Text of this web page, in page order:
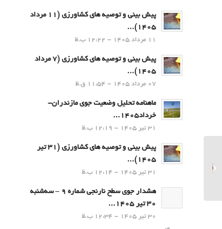
پیش بینی و توصیه های کشاورزی (11 مرداد
۱۴۰۵)...
11 مرداد 1405 - 12:22 ب.ظ
پیش بینی و توصیه های کشاورزی (7 مرداد
۱۴۰۵)...
07 مرداد 1405 - 11:54 ق.ظ
ماهنامه تحلیل وضعیت جوی مازندران-
خرداد1405...
31 تیر 1405 - 12:19 ب.ظ
پیش بینی و توصیه های کشاورزی (31 تیر
۱۴۰۵)...
31 تیر 1405 - 12:14 ب.ظ
هشدار جوی سطح نارنجی شماره 9 – سه‌شنبه
30 تیر 1405...
30 تیر 1405 - 12:34 ب.ظ
پیش بینی و توصیه های
کشاورزی (13 تیر۱۴۰۳)